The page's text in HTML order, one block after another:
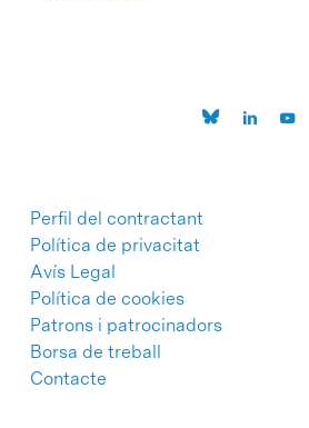
Perfil del contractant
Política de privacitat
Avís Legal
Política de cookies
Patrons i patrocinadors
Borsa de treball
Contacte